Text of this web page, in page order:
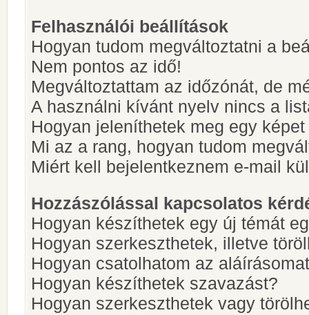
Felhasználói beállítások
Hogyan tudom megváltoztatni a
Nem pontos az idő!
Megváltoztattam az időzónát, de
A használni kívánt nyelv nincs a
Hogyan jeleníthetek meg egy
Mi az a rang, hogyan tudom
Miért kell bejelentkeznem e-mail
Hozzászólással kapcsolatos
Hogyan készíthetek egy új témát
Hogyan szerkeszthetek, illetve
Hogyan csatolhatom az
Hogyan készíthetek szavazást?
Hogyan szerkeszthetek vagy